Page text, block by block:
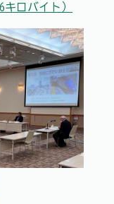
ロバイト）